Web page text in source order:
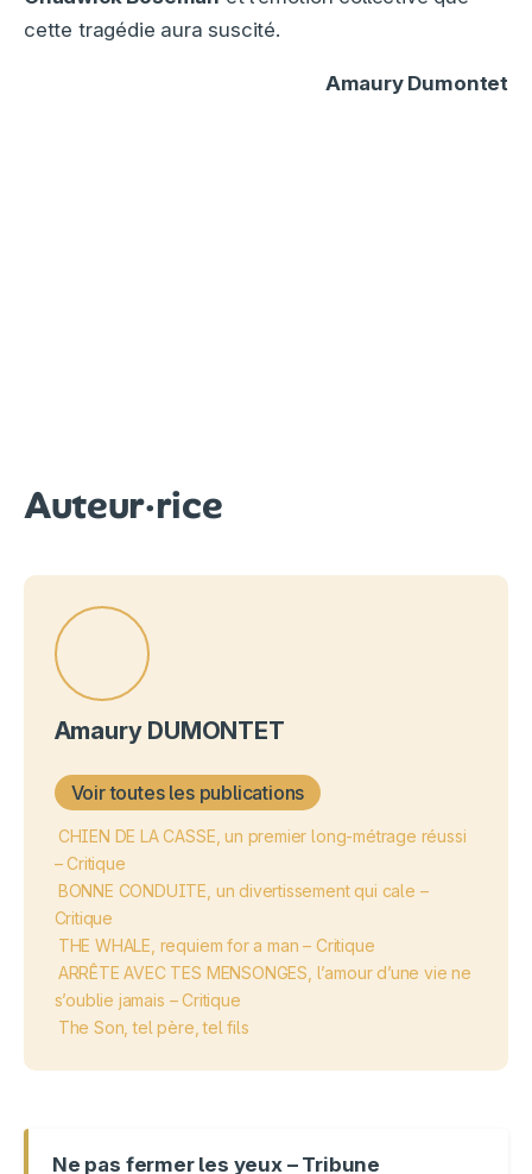
cette tragédie aura suscité.
Amaury Dumontet
Auteur·rice
Amaury DUMONTET
Voir toutes les publications
CHIEN DE LA CASSE, un premier long-métrage réussi
– Critique
BONNE CONDUITE, un divertissement qui cale –
Critique
THE WHALE, requiem for a man – Critique
ARRÊTE AVEC TES MENSONGES, l’amour d’une vie ne
s’oublie jamais – Critique
The Son, tel père, tel fils
Ne pas fermer les yeux – Tribune